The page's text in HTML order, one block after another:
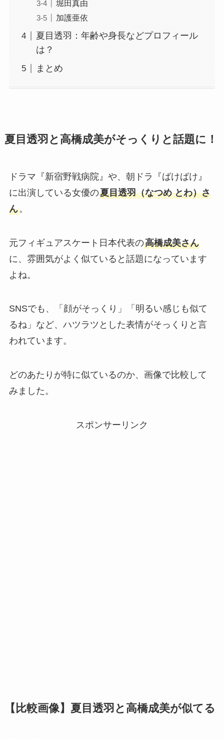
堀田真由
加護亜依
夏目透羽：年齢や身長などプロフィール
は？
まとめ
夏目透羽と高橋成美がそっくりと話題に！
ドラマ『新宿野戦病院』や、朝ドラ『ばけばけ』
に出演している女優の夏目透羽（なつめ とわ）さ
ん。
元フィギュアスケート日本代表の高橋成美さん
に、雰囲気がよく似ていると話題になっています
よね。
SNSでも、「顔がそっくり」「明るい感じも似て
るね」など、ハツラツとした表情がそっくりと言
われています。
どのあたりが特に似ているのか、画像で比較して
みました。
スポンサーリンク
【比較画像】夏目透羽と高橋成美が似てる